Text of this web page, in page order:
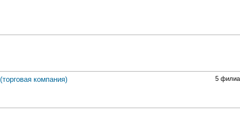
5
(торговая компания)